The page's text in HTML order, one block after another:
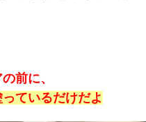
前に、
ているだけだよ